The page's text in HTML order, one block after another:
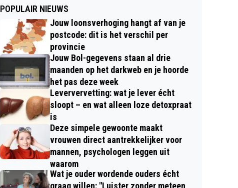
POPULAIR NIEUWS
Jouw loonsverhoging hangt af van je
postcode: dit is het verschil per
provincie
Jouw Bol-gegevens staan al drie
maanden op het darkweb en je hoorde
het pas deze week
Leververvetting: wat je lever écht
sloopt – en wat alleen loze detoxpraat
is
Deze simpele gewoonte maakt
vrouwen direct aantrekkelijker voor
mannen, psychologen leggen uit
waarom
Wat je ouder wordende ouders écht